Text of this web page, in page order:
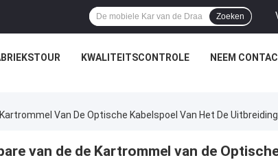
Zoeken
KWALITEITSCONTROLE NEEM
Van De Optische Kabelspoel Van Het De
van de de Kartrommel van de